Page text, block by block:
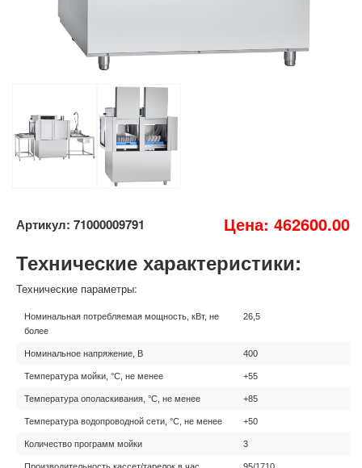
Артикул: 71000009791 Цена: 462600.00
Технические характеристики:
Технические параметры:
Номинальная потребляемая мощность, кВт, не
более
26,5
Номинальное напряжение, В 400
Температура мойки, °С, не менее +55
Температура ополаскивания, °С, не менее +85
Температура водопроводной сети, °С, не менее +50
Количество программ мойки 3